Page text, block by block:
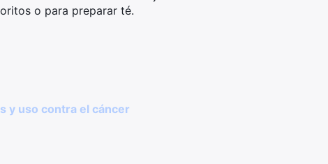
o para preparar té.
y uso contra el cáncer